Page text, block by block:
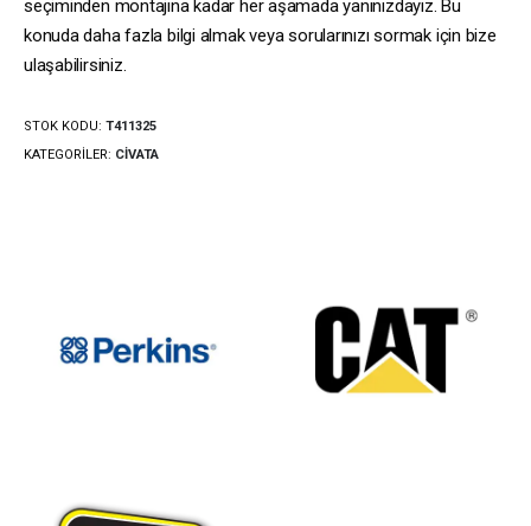
seçiminden montajına kadar her aşamada yanınızdayız. Bu
konuda daha fazla bilgi almak veya sorularınızı sormak için bize
ulaşabilirsiniz.
STOK KODU: T411325
KATEGORILER: CIVATA